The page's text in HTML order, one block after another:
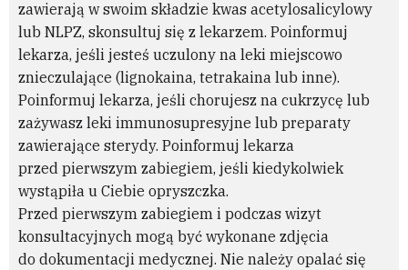
zawierają w swoim składzie kwas acetylosalicylowy
lub NLPZ, skonsultuj się z lekarzem. Poinformuj
lekarza, jeśli jesteś uczulony na leki miejscowo
znieczulające (lignokaina, tetrakaina lub inne).
Poinformuj lekarza, jeśli chorujesz na cukrzycę lub
zażywasz leki immunosupresyjne lub preparaty
zawierające sterydy. Poinformuj lekarza
przed pierwszym zabiegiem, jeśli kiedykolwiek
wystąpiła u Ciebie opryszczka.
Przed pierwszym zabiegiem i podczas wizyt
konsultacyjnych mogą być wykonane zdjęcia
do dokumentacji medycznej. Nie należy opalać się